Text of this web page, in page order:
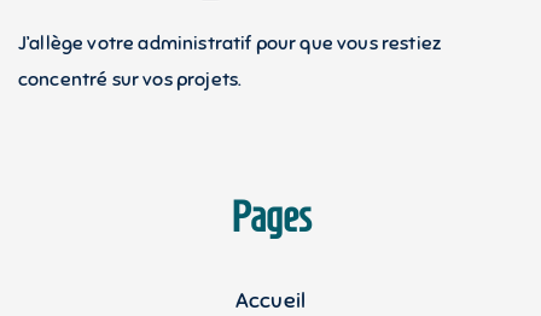
J’allège votre administratif pour que vous restiez
concentré sur vos projets.
Pages
Accueil